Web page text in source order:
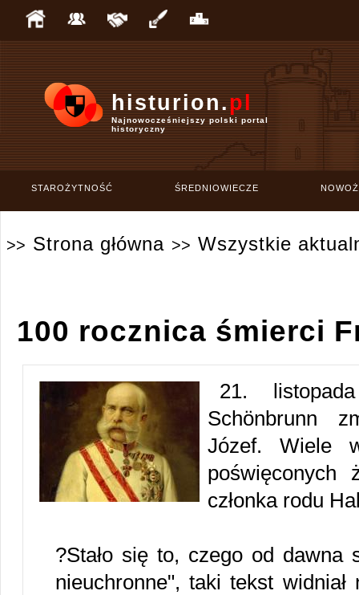
histurion.pl
Najnowocześniejszy polski portal
historyczny
STAROŻYTNOŚĆ ŚREDNIOWIECZE
>> Strona główna >> Wszystkie
100 rocznica śmierci
21.
Schönbrunn
Józef. Wiele
poświęconych
członka rodu
?Stało się to, czego od dawna
nieuchronne", taki tekst